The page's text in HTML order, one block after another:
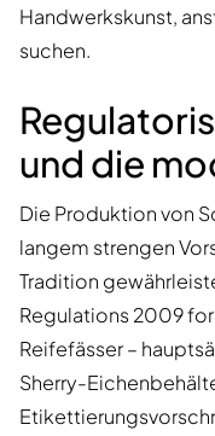
Handwerkskunst,
suchen.
und die
Die Produktion von
langem strengen
Tradition
Regulations 2009
Reifefässer –
Sherry-